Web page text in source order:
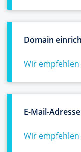
Domain
Wir empfehlen
E-Mail-
Wir empfehlen